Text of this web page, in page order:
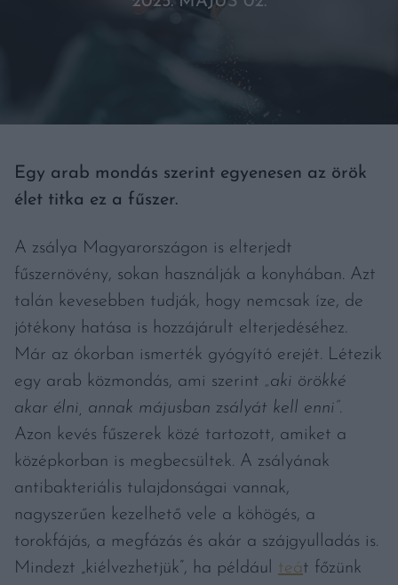
Egy arab mondás szerint egyenesen az örök
élet titka ez a fűszer.
A zsálya Magyarországon is elterjedt
fűszernövény, sokan használják a konyhában. Azt
talán kevesebben tudják, hogy nemcsak íze, de
jótékony hatása is hozzájárult elterjedéséhez.
Már az ókorban ismerték gyógyító erejét. Létezik
egy arab közmondás, ami szerint „aki örökké
akar élni, annak májusban zsályát kell enni” .
Azon kevés fűszerek közé tartozott, amiket a
középkorban is megbecsültek. A zsályának
antibakteriális tulajdonságai vannak,
nagyszerűen kezelhető vele a köhögés, a
torokfájás, a megfázás és akár a szájgyulladás is.
Mindezt „kiélvezhetjük”, ha például teát főzünk